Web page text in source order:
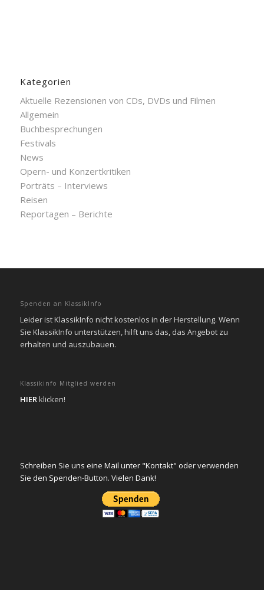
Kategorien
Aktuelle Rezensionen von CDs, DVDs und Filmen
Allgemein
Buchbesprechungen
Festivals
News
Opern- und Konzertkritiken
Porträts – Interviews
Reisen
Reportagen – Berichte
Spenden an KlassikInfo
Leider ist KlassikInfo nicht kostenlos in der Herstellung. Wenn
Sie KlassikInfo unterstützen, hilft uns das, das Angebot zu
erhalten und auszubauen.
Klassikinfo Mitglied werden
HIERklicken!
Schreiben Sie uns eine Mail unter "Kontakt" oder verwenden
Sie den Spenden-Button. Vielen Dank!